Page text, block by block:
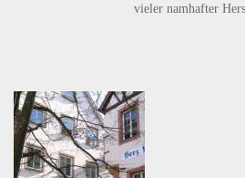
vieler namhafter